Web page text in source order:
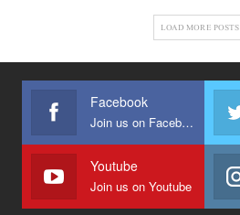
LOAD MORE POSTS
Facebook
Join us on Facebook
Youtube
Join us on Youtube